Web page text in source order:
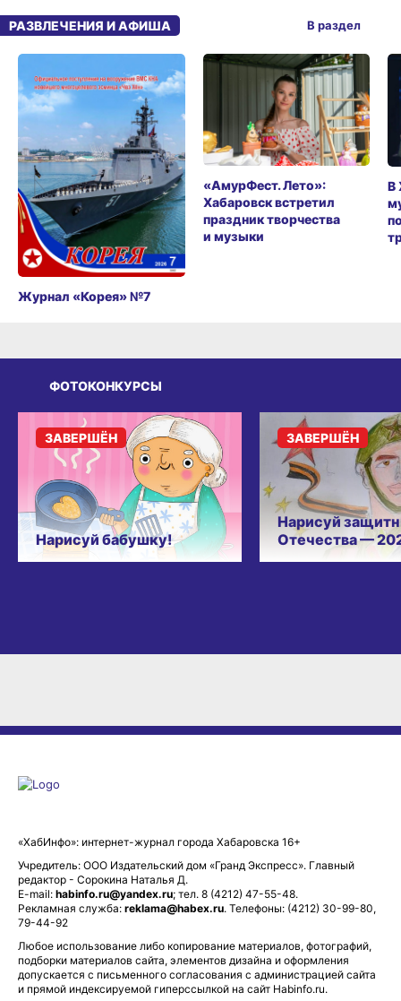
РАЗВЛЕЧЕНИЯ И АФИША
Журнал «Корея» №7
«АмурФест. Лето»:
Хабаровск встретил
праздник творчества
и музыки
В
В раздел
ФОТОКОНКУРСЫ
Нарисуй бабушку!
ЗАВЕРШЁН
Нарисуй
Отечества —
ЗАВЕРШЁН
«ХабИнфо»: интернет-журнал города Хабаровска 16+
Учредитель: ООО Издательский дом «Гранд Экспресс». Главный
редактор - Сорокина Наталья Д.
E-mail: habinfo.ru@yandex.ru; тел. 8 (4212) 47-55-48.
Рекламная служба: reklama@habex.ru. Телефоны: (4212) 30-99-80,
79-44-92
Любое использование либо копирование материалов, фотографий,
подборки материалов сайта, элементов дизайна и оформления
допускается с письменного согласования с администрацией сайта
и прямой индексируемой гиперссылкой на сайт Habinfo.ru.